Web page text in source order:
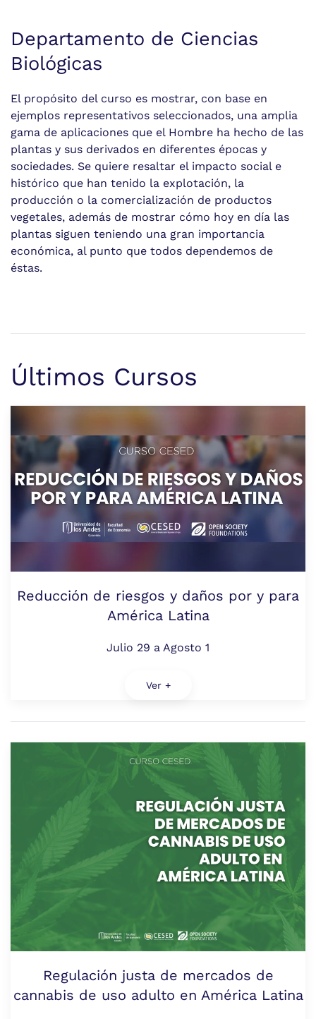
Departamento de Ciencias
Biológicas
El propósito del curso es mostrar, con base en
ejemplos representativos seleccionados, una amplia
gama de aplicaciones que el Hombre ha hecho de las
plantas y sus derivados en diferentes épocas y
sociedades. Se quiere resaltar el impacto social e
histórico que han tenido la explotación, la
producción o la comercialización de productos
vegetales, además de mostrar cómo hoy en día las
plantas siguen teniendo una gran importancia
económica, al punto que todos dependemos de
éstas.
Últimos Cursos
Reducción de riesgos y daños por y para
América Latina
Julio 29 a Agosto 1
Ver +
Regulación justa de mercados de
cannabis de uso adulto en América Latina